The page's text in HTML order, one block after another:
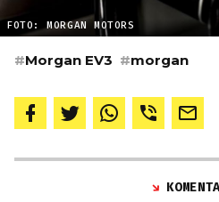
FOTO: MORGAN MOTORS
#Morgan EV3 #morgan